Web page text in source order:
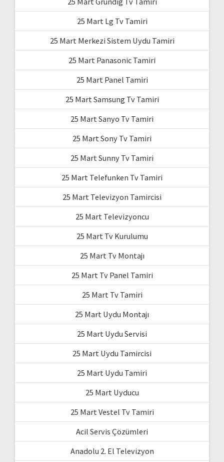
25 Mart Lg Tv Tamiri
25 Mart Merkezi Sistem Uydu Tamiri
25 Mart Panasonic Tamiri
25 Mart Panel Tamiri
25 Mart Samsung Tv Tamiri
25 Mart Sanyo Tv Tamiri
25 Mart Sony Tv Tamiri
25 Mart Sunny Tv Tamiri
25 Mart Telefunken Tv Tamiri
25 Mart Televizyon Tamircisi
25 Mart Televizyoncu
25 Mart Tv Kurulumu
25 Mart Tv Montajı
25 Mart Tv Panel Tamiri
25 Mart Tv Tamiri
25 Mart Uydu Montajı
25 Mart Uydu Servisi
25 Mart Uydu Tamircisi
25 Mart Uydu Tamiri
25 Mart Uyducu
25 Mart Vestel Tv Tamiri
Acil Servis Çözümleri
Anadolu 2. El Televizyon